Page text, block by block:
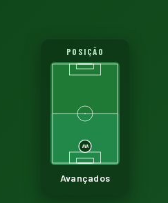
POSIÇÃO
AVA
Avançados